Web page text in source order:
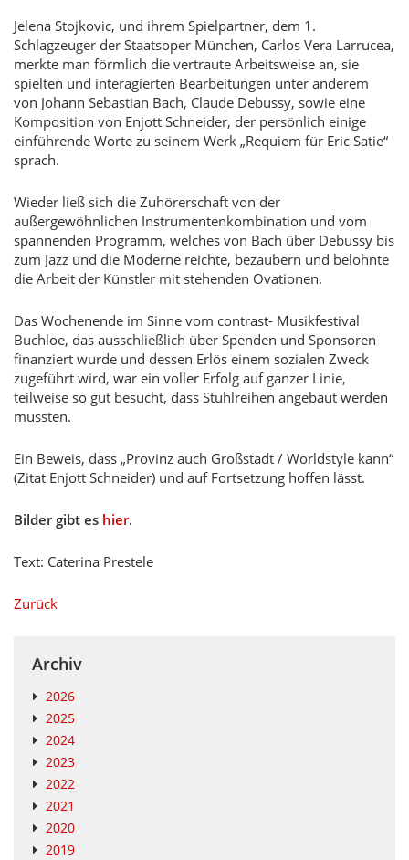
Jelena Stojkovic, und ihrem Spielpartner, dem 1.
Schlagzeuger der Staatsoper München, Carlos Vera Larrucea,
merkte man förmlich die vertraute Arbeitsweise an, sie
spielten und interagierten Bearbeitungen unter anderem
von Johann Sebastian Bach, Claude Debussy, sowie eine
Komposition von Enjott Schneider, der persönlich einige
einführende Worte zu seinem Werk „Requiem für Eric Satie“
sprach.
Wieder ließ sich die Zuhörerschaft von der
außergewöhnlichen Instrumentenkombination und vom
spannenden Programm, welches von Bach über Debussy bis
zum Jazz und die Moderne reichte, bezaubern und belohnte
die Arbeit der Künstler mit stehenden Ovationen.
Das Wochenende im Sinne vom contrast- Musikfestival
Buchloe, das ausschließlich über Spenden und Sponsoren
finanziert wurde und dessen Erlös einem sozialen Zweck
zugeführt wird, war ein voller Erfolg auf ganzer Linie,
teilweise so gut besucht, dass Stuhlreihen angebaut werden
mussten.
Ein Beweis, dass „Provinz auch Großstadt / Worldstyle kann“
(Zitat Enjott Schneider) und auf Fortsetzung hoffen lässt.
Bilder gibt es hier.
Text: Caterina Prestele
Zurück
Archiv
2026
2025
2024
2023
2022
2021
2020
2019